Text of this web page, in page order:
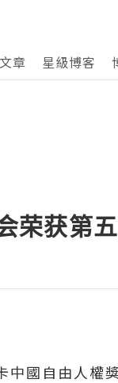
章 星級博客
荣获第
國自由人權